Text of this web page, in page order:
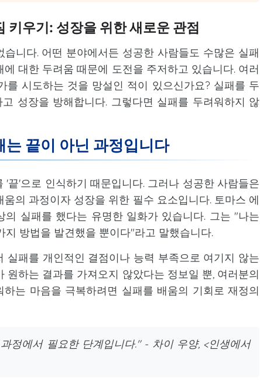
키우기: 성장을 위한 새로운 관점
니다. 어떤 분야에서든 성공한 사람들도 수많은 실패
대한 두려움 때문에 도전을 주저하고 있습니다. 여러
를 시도하는 것을 망설인 적이 있으신가요? 실패를 두
성장을 방해합니다. 그렇다면 실패를 두려워하지 않
끝이 아닌 과정입니다
끝'으로 인식하기 때문입니다. 그러나 성공한 사람들은
의 과정이자 성장을 위한 필수 요소입니다. 토마스 에
의 실패를 했다는 유명한 일화가 있습니다. 그는 "나는
방법을 발견했을 뿐이다"라고 말했습니다.
실패를 개인적인 결점이나 능력 부족으로 여기지 않는
원하는 결과를 가져오지 않았다는 정보일 뿐, 여러분의
는 마음을 극복하려면 실패를 배움의 기회로 재정의
정에서 필요한 단계입니다." - 차이 우양, <인생에서